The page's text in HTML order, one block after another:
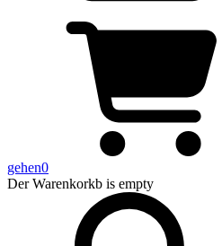
gehen0
Der Warenkorkb is empty